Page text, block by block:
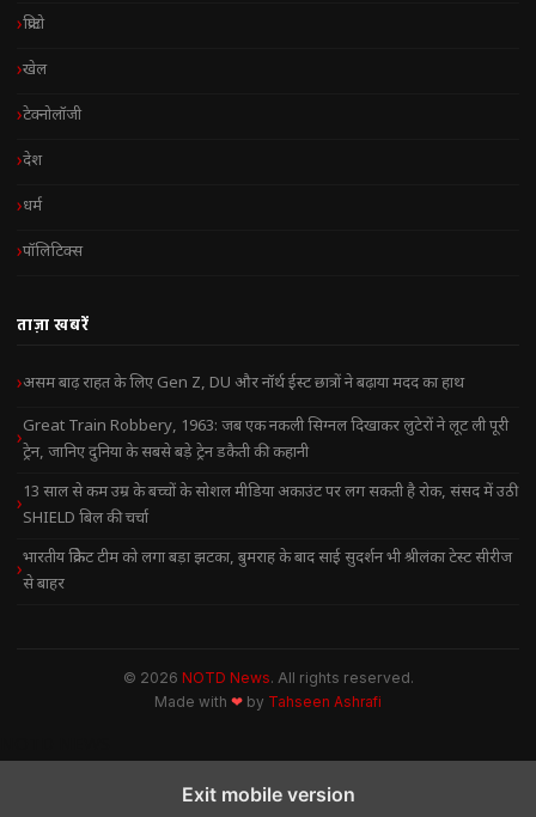
क्रिप्टो
खेल
टेक्नोलॉजी
देश
धर्म
पॉलिटिक्स
ताज़ा खबरें
असम बाढ़ राहत के लिए Gen Z, DU और नॉर्थ ईस्ट छात्रों ने बढ़ाया मदद का हाथ
Great Train Robbery, 1963: जब एक नकली सिग्नल दिखाकर लुटेरों ने लूट ली पूरी
ट्रेन, जानिए दुनिया के सबसे बड़े ट्रेन डकैती की कहानी
13 साल से कम उम्र के बच्चों के सोशल मीडिया अकाउंट पर लग सकती है रोक, संसद में उठी
SHIELD बिल की चर्चा
भारतीय क्रिकेट टीम को लगा बड़ा झटका, बुमराह के बाद साई सुदर्शन भी श्रीलंका टेस्ट सीरीज
से बाहर
© 2026 NOTD News. All rights reserved.
Made with ❤ by Tahseen Ashrafi
Exit mobile version